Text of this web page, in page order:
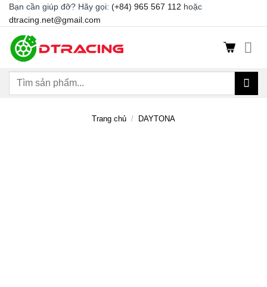
Chuyển
đến
dung
Bạn cần giúp đỡ? Hãy gọi: (+84) 965 567 112 hoặc
dtracing.net@gmail.com
Tìm
Trang chủ / DAYTONA